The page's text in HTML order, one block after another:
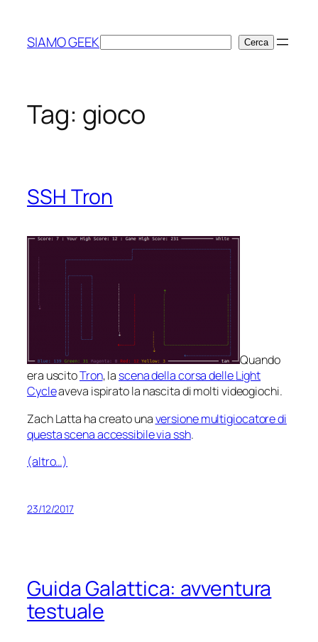
contenuto
SIAMO GEEKCerca Cerca
Tag: gioco
SSH Tron
Quando
era uscitoTron, la scena della corsa delleLight
Cycleaveva ispirato la nascita di molti videogiochi.
Zach Latta ha creato unaversione multigiocatore di
questa scena accessibile via ssh.
(altro…)
23/12/2017
Guida Galattica: avventura
testuale